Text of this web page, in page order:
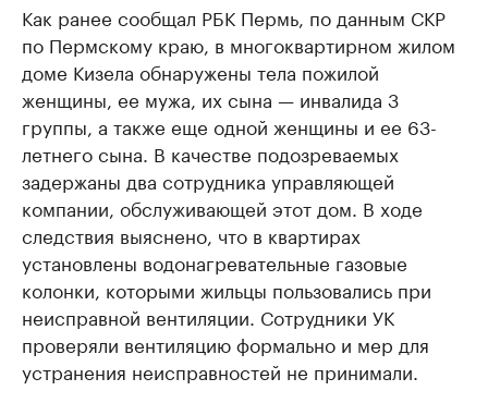
Как ранее сообщал РБК Пермь, по данным СКР
по Пермскому краю, в многоквартирном жилом
доме Кизела обнаружены тела пожилой
женщины, ее мужа, их сына — инвалида 3
группы, а также еще одной женщины и ее 63-
летнего сына. В качестве подозреваемых
задержаны два сотрудника управляющей
компании, обслуживающей этот дом. В ходе
следствия выяснено, что в квартирах
установлены водонагревательные газовые
колонки, которыми жильцы пользовались при
неисправной вентиляции. Сотрудники УК
проверяли вентиляцию формально и мер для
устранения неисправностей не принимали.